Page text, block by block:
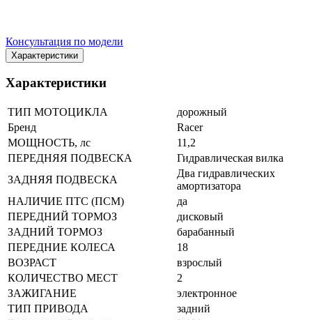
Консультация по модели
Характеристики
Характеристики
ТИП МОТОЦИКЛА
дорожный
Бренд
Racer
МОЩНОСТЬ, лс
11,2
ПЕРЕДНЯЯ ПОДВЕСКА
Гидравлическая вилка
ЗАДНЯЯ ПОДВЕСКА
Два гидравлических
амортизатора
НАЛИЧИЕ ПТС (ПСМ)
да
ПЕРЕДНИЙ ТОРМОЗ
дисковый
ЗАДНИЙ ТОРМОЗ
барабанный
ПЕРЕДНИЕ КОЛЕСА
18
ВОЗРАСТ
взрослый
КОЛИЧЕСТВО МЕСТ
2
ЗАЖИГАНИЕ
электронное
ТИП ПРИВОДА
задний